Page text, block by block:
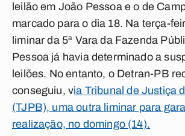
leilão em João Pessoa e o de
marcado para o dia 18. Na terça-
liminar da 5ª Vara da Fazenda
Pessoa já havia determinado a
leilões. No entanto, o Detran-PB
conseguiu, via Tribunal de Justiça
(TJPB), uma outra liminar para
realização, no domingo (14).